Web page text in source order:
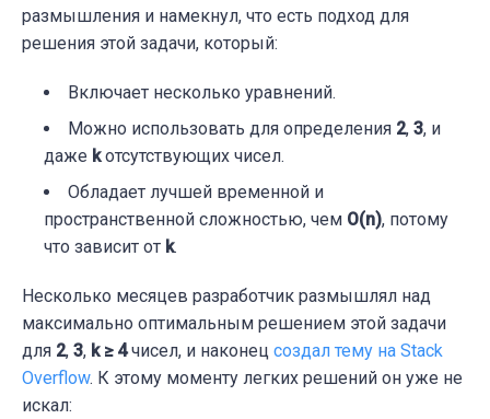
размышления и намекнул, что есть подход для
решения этой задачи, который:
Включает несколько уравнений.
Можно использовать для определения 2, 3, и
даже kотсутствующих чисел.
Обладает лучшей временной и
пространственной сложностью, чем О(n), потому
что зависит от k.
Несколько месяцев разработчик размышлял над
максимально оптимальным решением этой задачи
для 2, 3, k ≥ 4чисел, и наконец создал тему на Stack
Overflow. К этому моменту легких решений он уже не
искал: